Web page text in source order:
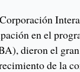
en el
dieron el
de la